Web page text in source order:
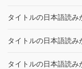
タイトルの日本語読
タイトルの日本語読
タイトルの日本語読